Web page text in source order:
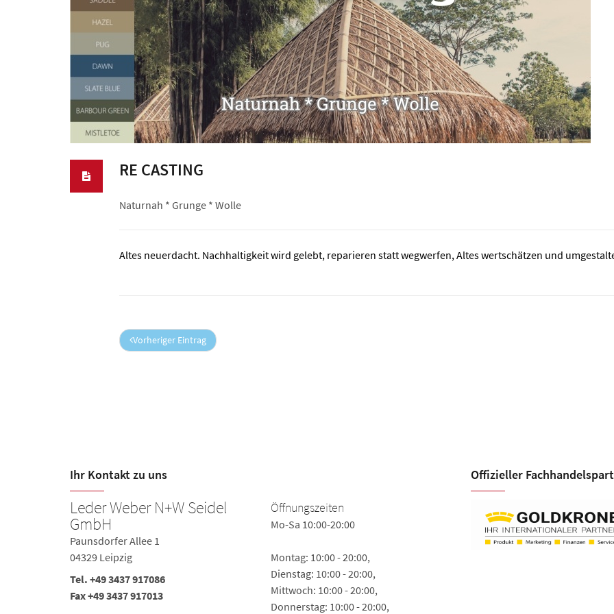
RE CASTING
Naturnah * Grunge * Wolle
Altes neuerdacht. Nachhaltigkeit wird gelebt, reparieren statt wegwerfen, Altes wertschätzen und
Vorheriger Eintrag
Ihr Kontakt zu uns
Leder Weber N+W Seidel
GmbH
Paunsdorfer Allee 1
04329 Leipzig
Tel. +49 3437 917086
Fax +49 3437 917013
Öffnungszeiten
Mo-Sa 10:00-20:00
Montag: 10:00 - 20:00,
Dienstag: 10:00 - 20:00,
Mittwoch: 10:00 - 20:00,
Donnerstag: 10:00 - 20:00,
Leder Weber N+W Seidel
GmbH
Gerichtswiesen 39
Offizieller